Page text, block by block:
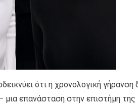
ότι η χρονολογική γήρανση
μια επανάσταση στην επιστήμη της